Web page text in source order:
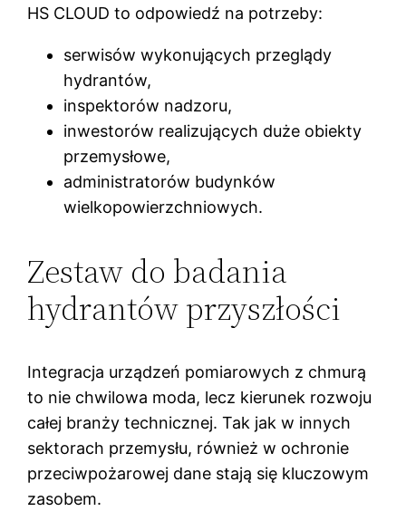
HS CLOUD to odpowiedź na potrzeby:
serwisów wykonujących przeglądy
hydrantów,
inspektorów nadzoru,
inwestorów realizujących duże obiekty
przemysłowe,
administratorów budynków
wielkopowierzchniowych.
Zestaw do badania
hydrantów przyszłości
Integracja urządzeń pomiarowych z chmurą
to nie chwilowa moda, lecz kierunek rozwoju
całej branży technicznej. Tak jak w innych
sektorach przemysłu, również w ochronie
przeciwpożarowej dane stają się kluczowym
zasobem.